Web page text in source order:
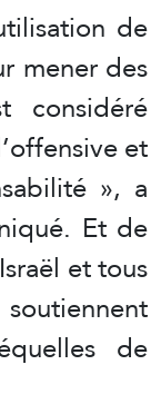
de
mener des
considéré
et
», a
Et de
et tous
de